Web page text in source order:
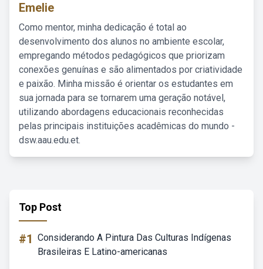
Emelie
Como mentor, minha dedicação é total ao
desenvolvimento dos alunos no ambiente escolar,
empregando métodos pedagógicos que priorizam
conexões genuínas e são alimentados por criatividade
e paixão. Minha missão é orientar os estudantes em
sua jornada para se tornarem uma geração notável,
utilizando abordagens educacionais reconhecidas
pelas principais instituições acadêmicas do mundo -
dsw.aau.edu.et.
Top Post
#1 Considerando A Pintura Das Culturas Indígenas
Brasileiras E Latino-americanas